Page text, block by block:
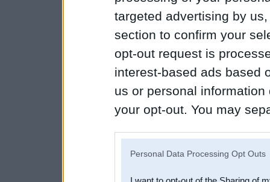
targeted advertising by
section to confirm your
opt-out request is
interest-based ads based
us or personal
your opt-out. You may
Personal Data Processing Opt Outs